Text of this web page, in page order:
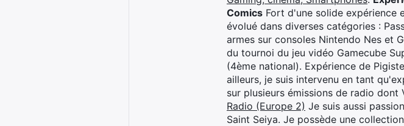
Comics Fort d'une solide expérience
évolué dans diverses catégories :
armes sur consoles Nintendo Nes et
du tournoi du jeu vidéo Gamecube
(4ème national). Expérience de
ailleurs, je suis intervenu en tant
sur plusieurs émissions de radio dont
Radio (Europe 2) Je suis aussi
Saint Seiya. Je possède une